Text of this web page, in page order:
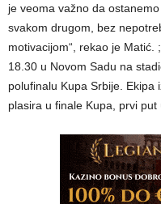
je veoma važno da
svakom drugom, bez
motivacijom“, rekao je
18.30 u Novom Sadu na
polufinalu Kupa Srbije. Ekipa
plasira u finale Kupa, prvi put